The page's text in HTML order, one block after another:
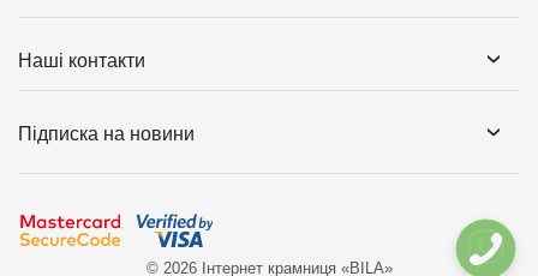
Наші контакти
Підписка на новини
© 2026 Інтернет крамниця «BILA»